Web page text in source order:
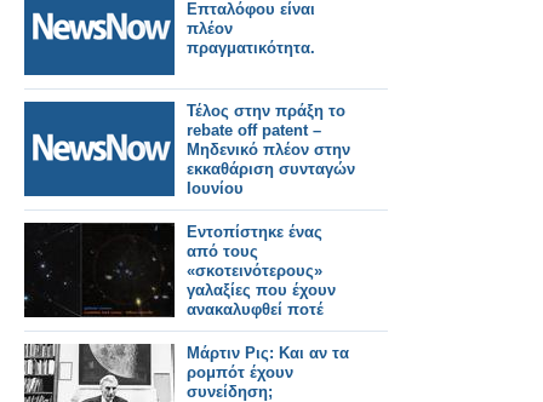
Επταλόφου είναι
πλέον
πραγματικότητα.
Τέλος στην πράξη το
rebate off patent –
Μηδενικό πλέον στην
εκκαθάριση συνταγών
Ιουνίου
Εντοπίστηκε ένας
από τους
«σκοτεινότερους»
γαλαξίες που έχουν
ανακαλυφθεί ποτέ
Μάρτιν Ρις: Και αν τα
ρομπότ έχουν
συνείδηση;